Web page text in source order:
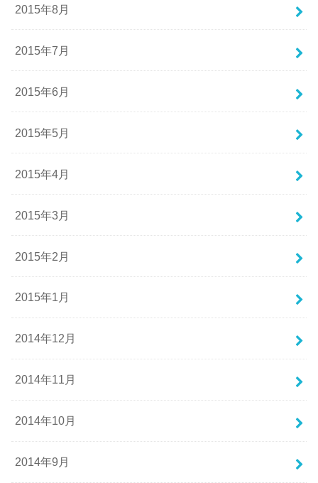
2015年8月
2015年7月
2015年6月
2015年5月
2015年4月
2015年3月
2015年2月
2015年1月
2014年12月
2014年11月
2014年10月
2014年9月